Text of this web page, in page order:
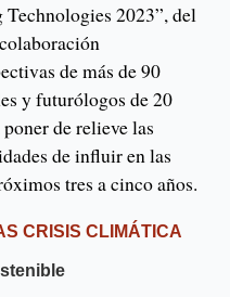
2023”, del
de más de 90
y futurólogos de 20
de relieve las
de influir en las
tres a cinco años.
CRISIS CLIMÁTICA